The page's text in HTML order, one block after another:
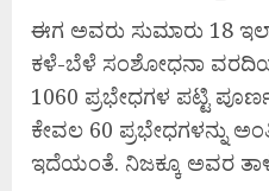
ಈಗ ಅವರು ಸುಮಾರು 18
ಕಳೆ-ಬೆಳೆ ಸಂಶೋಧನಾ
1060 ಪ್ರಭೇಧಗಳ ಪಟ್ಟಿ
ಕೇವಲ 60 ಪ್ರಭೇಧಗಳನ್ನು
ಇದೆಯಂತೆ. ನಿಜಕ್ಕೂ ಅವರ